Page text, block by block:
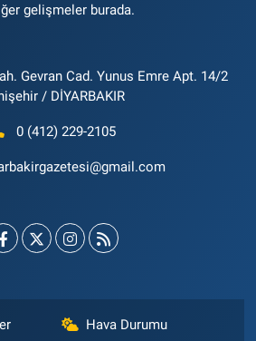
gelişmeler burada.
Gevran Cad. Yunus Emre Apt. 14/2
/ DİYARBAKIR
0 (412) 229-2105
Hava Durumu